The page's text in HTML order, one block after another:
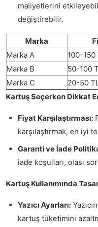
maliyetlerini
değiştirebilir.
Marka
Marka A
100-150
Marka B
50-100
Marka C
20-50
Kartuş Seçerken Dikkat
Fiyat Karşılaştırması:
karşılaştırmak, en iyi
Garanti ve İade
iade koşulları, olası
Kartuş Kullanımında
Yazıcı Ayarları:
kartuş tüketimini